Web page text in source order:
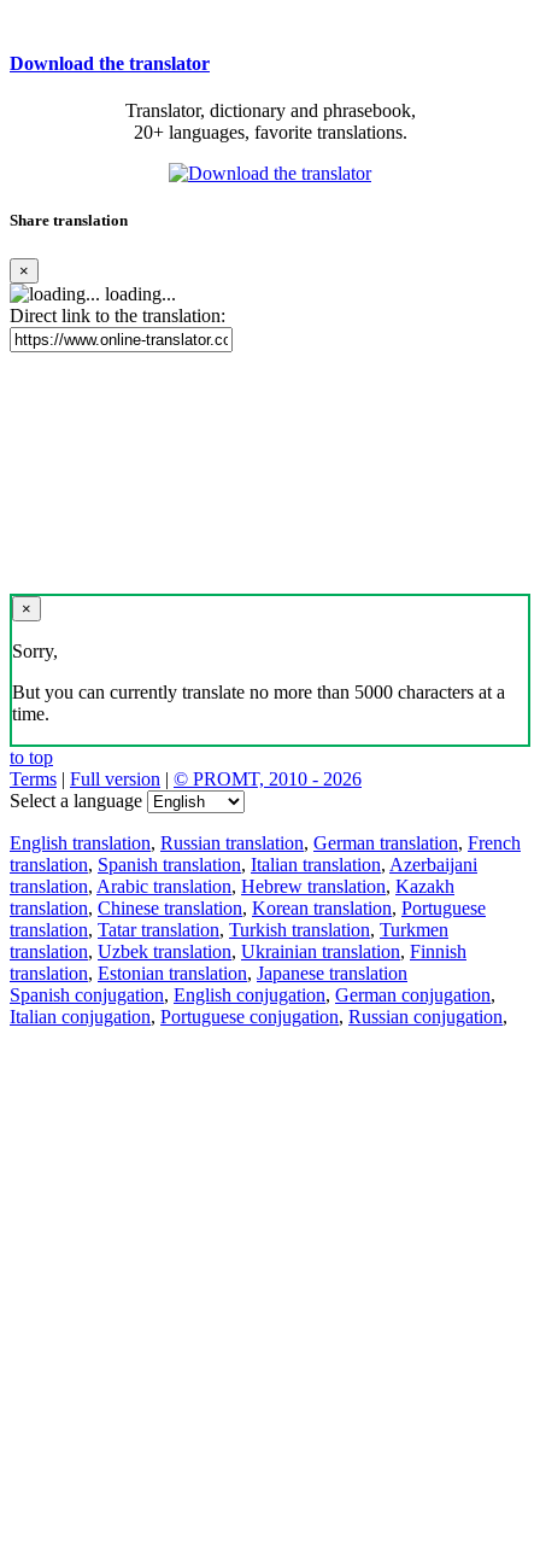
Download the translator
Translator, dictionary and phrasebook,
20+ languages, favorite translations.
Share translation
×
loading...
Direct link to the translation:
×
Sorry,
But you can currently translate no more than 5000 characters at a
time.
to top
Terms | Full version | © PROMT, 2010 - 2026
Select a language
English translation, Russian translation, German translation, French
translation, Spanish translation, Italian translation, Azerbaijani
translation, Arabic translation, Hebrew translation, Kazakh
translation, Chinese translation, Korean translation, Portuguese
translation, Tatar translation, Turkish translation, Turkmen
translation, Uzbek translation, Ukrainian translation, Finnish
translation, Estonian translation, Japanese translation
Spanish conjugation, English conjugation, German conjugation,
Italian conjugation, Portuguese conjugation, Russian conjugation,